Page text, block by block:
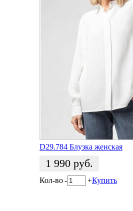
D29.784 Блузка женская
1 990 руб.
Кол-во- +Купить